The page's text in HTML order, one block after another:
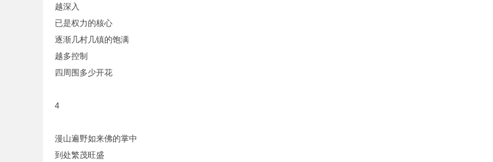
越深入
已是权力的核心
逐渐几村几镇的饱满
越多控制
四周围多少开花
4
漫山遍野如来佛的掌中
到处繁茂旺盛